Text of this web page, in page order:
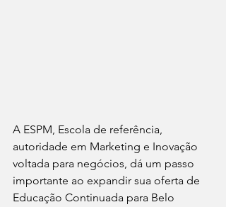
A ESPM, Escola de referência,
autoridade em Marketing e Inovação
voltada para negócios, dá um passo
importante ao expandir sua oferta de
Educação Continuada para Belo